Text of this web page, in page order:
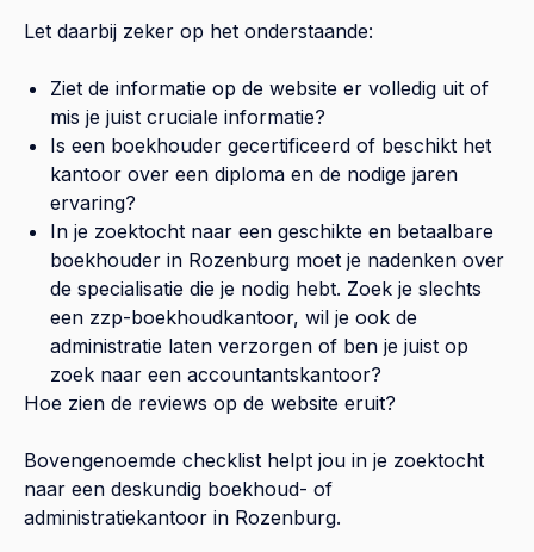
Let daarbij zeker op het onderstaande:
Ziet de informatie op de website er volledig uit of
mis je juist cruciale informatie?
Is een boekhouder gecertificeerd of beschikt het
kantoor over een diploma en de nodige jaren
ervaring?
In je zoektocht naar een geschikte en betaalbare
boekhouder in Rozenburg moet je nadenken over
de specialisatie die je nodig hebt. Zoek je slechts
een zzp-boekhoudkantoor, wil je ook de
administratie laten verzorgen of ben je juist op
zoek naar een accountantskantoor?
Hoe zien de reviews op de website eruit?
Bovengenoemde checklist helpt jou in je zoektocht
naar een deskundig boekhoud- of
administratiekantoor in Rozenburg.